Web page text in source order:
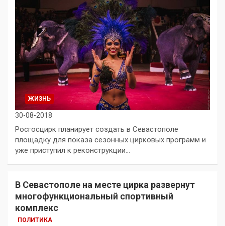
ЖИЗНЬ
30-08-2018
Росгосцирк планирует создать в Севастополе
площадку для показа сезонных цирковых программ и
уже приступил к реконструкции…
В Севастополе на месте цирка развернут
многофункциональный спортивный
комплекс
ПОЛИТИКА